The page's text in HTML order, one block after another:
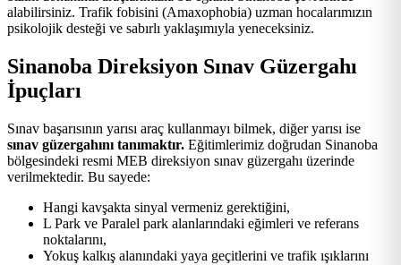
alabilirsiniz. Trafik fobisini (Amaxophobia) uzman hocalarımızın
psikolojik desteği ve sabırlı yaklaşımıyla yeneceksiniz.
Sinanoba Direksiyon Sınav Güzergahı
İpuçları
Sınav başarısının yarısı araç kullanmayı bilmek, diğer yarısı ise
sınav güzergahını tanımaktır. Eğitimlerimiz doğrudan Sinanoba
bölgesindeki resmi MEB direksiyon sınav güzergahı üzerinde
verilmektedir. Bu sayede:
Hangi kavşakta sinyal vermeniz gerektiğini,
L Park ve Paralel park alanlarındaki eğimleri ve referans
noktalarını,
Yokuş kalkış alanındaki yaya geçitlerini ve trafik ışıklarını